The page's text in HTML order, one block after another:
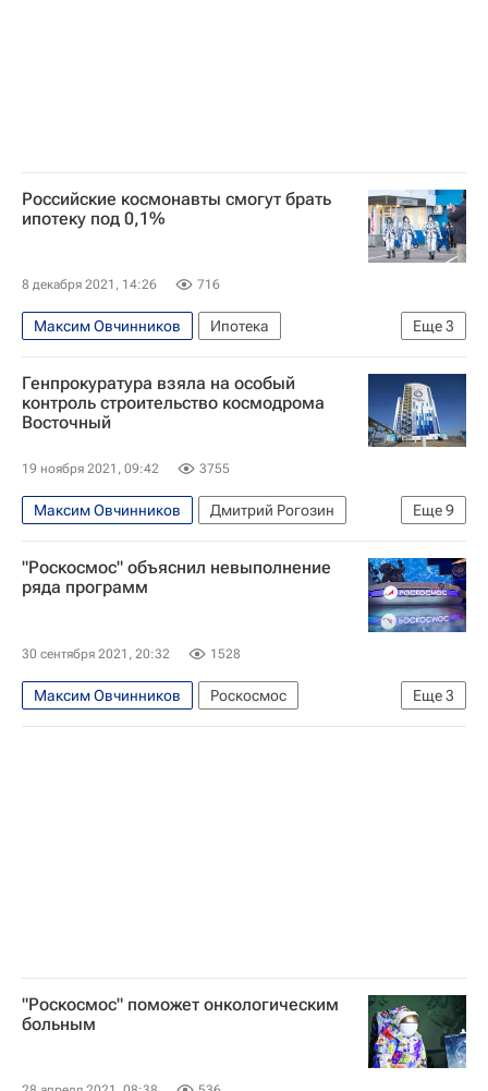
Российские космонавты смогут брать
ипотеку под 0,1%
8 декабря 2021, 14:26 716
Еще3
Максим Овчинников
Ипотека
Промсвязьбанк
Роскосмос Жилье
Генпрокуратура взяла на особый
контроль строительство космодрома
Восточный
19 ноября 2021, 09:42 3755
Еще9
Максим Овчинников
Дмитрий Рогозин
Роскосмос
Союз
Ангара (ракета)
Космос - РИА Наука
ЦЭНКИ
Дирекция космодрома "Восточный"
Игорь Краснов
Россия
"Роскосмос" объяснил невыполнение
ряда программ
30 сентября 2021, 20:32 1528
Еще3
Максим Овчинников
Роскосмос
Космос - РИА Наука
"Роскосмос" поможет онкологическим
больным